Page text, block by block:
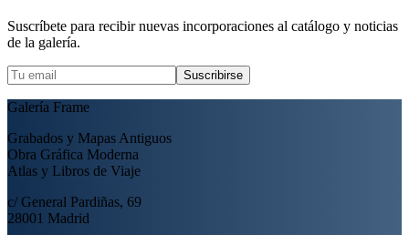
Suscríbete para recibir nuevas incorporaciones al catálogo y noticias
de la galería.
Suscribirse
Galería Frame
Grabados y Mapas Antiguos
Obra Gráfica Moderna
Atlas y Libros de Viaje
c/ General Pardiñas, 69
28001 Madrid